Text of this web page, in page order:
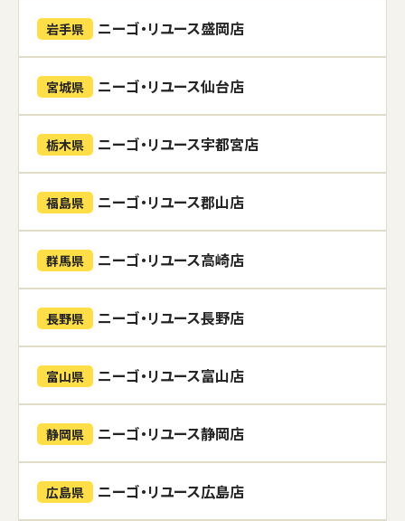
岩手県 ニーゴ・リユース盛岡店
宮城県 ニーゴ・リユース仙台店
栃木県 ニーゴ・リユース宇都宮店
福島県 ニーゴ・リユース郡山店
群馬県 ニーゴ・リユース高崎店
長野県 ニーゴ・リユース長野店
富山県 ニーゴ・リユース富山店
静岡県 ニーゴ・リユース静岡店
広島県 ニーゴ・リユース広島店